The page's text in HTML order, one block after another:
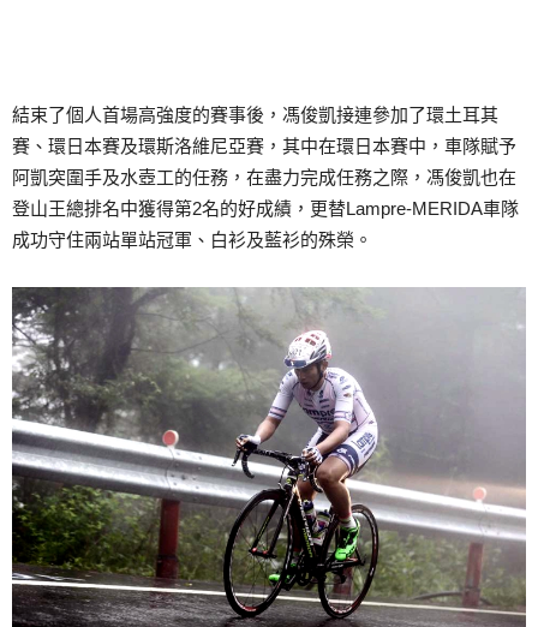
結束了個人首場高強度的賽事後，馮俊凱接連參加了環土耳其
賽、環日本賽及環斯洛維尼亞賽，其中在環日本賽中，車隊賦予
阿凱突圍手及水壺工的任務，在盡力完成任務之際，馮俊凱也在
登山王總排名中獲得第2名的好成績，更替Lampre-MERIDA車隊
成功守住兩站單站冠軍、白衫及藍衫的殊榮。